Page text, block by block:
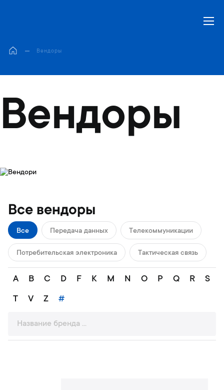
Вендоры
Вендоры
Все вендоры
Все Передача данных Телекоммуникации
Потребительская электроника Тактическая связь
A B C D F K M N O P Q R
S
T
V Z #